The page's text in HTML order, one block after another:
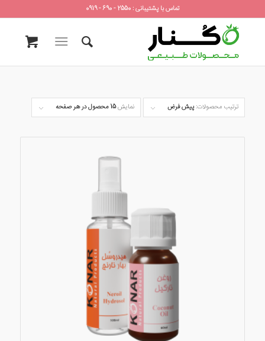
تماس با پشتیبانی : 2550 - 690 - 0919
ترتیب محصولات:پیش فرض نمایش15 محصول در هر صفحه